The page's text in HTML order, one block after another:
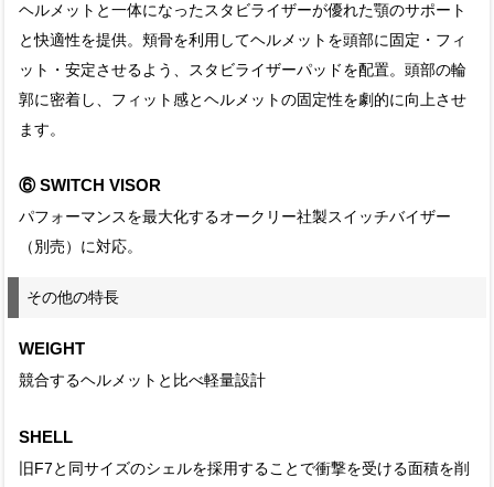
ヘルメットと一体になったスタビライザーが優れた顎のサポート
と快適性を提供。頬骨を利用してヘルメットを頭部に固定・フィ
ット・安定させるよう、スタビライザーパッドを配置。頭部の輪
郭に密着し、フィット感とヘルメットの固定性を劇的に向上させ
ます。
⑥ SWITCH VISOR
パフォーマンスを最大化するオークリー社製スイッチバイザー
（別売）に対応。
その他の特長
WEIGHT
競合するヘルメットと比べ軽量設計
SHELL
旧F7と同サイズのシェルを採用することで衝撃を受ける面積を削